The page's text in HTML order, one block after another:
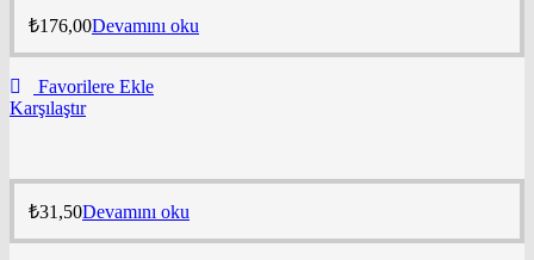
₺176,00Devamını oku
Favorilere Ekle
Karşılaştır
₺31,50Devamını oku